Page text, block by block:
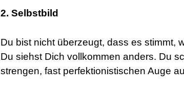
2. Selbstbild
Du bist nicht überzeugt, dass es stimmt,
Du siehst Dich vollkommen anders. Du
strengen, fast perfektionistischen Auge